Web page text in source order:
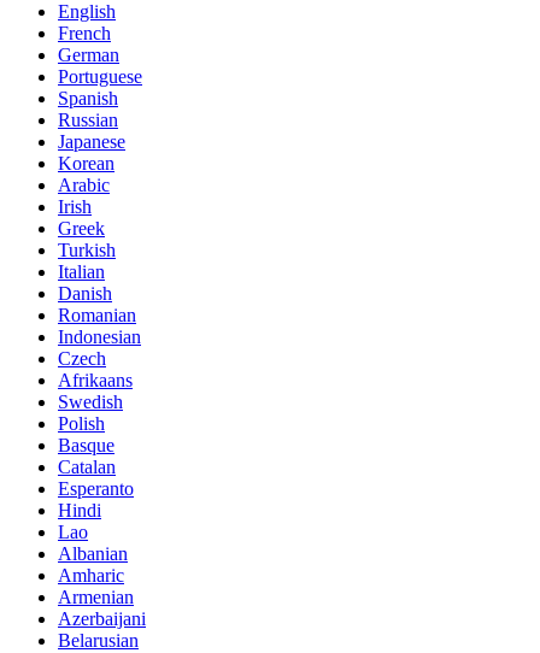
English
French
German
Portuguese
Spanish
Russian
Japanese
Korean
Arabic
Irish
Greek
Turkish
Italian
Danish
Romanian
Indonesian
Czech
Afrikaans
Swedish
Polish
Basque
Catalan
Esperanto
Hindi
Lao
Albanian
Amharic
Armenian
Azerbaijani
Belarusian